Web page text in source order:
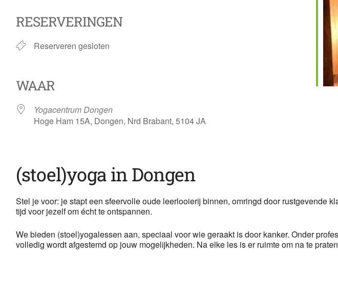
RESERVERINGEN
Reserveren gesloten
WAAR
Yogacentrum Dongen
Hoge Ham 15A, Dongen, Nrd Brabant, 5104 JA
(stoel)yoga in Dongen
Stel je voor: je stapt een sfeervolle oude leerlooierij binnen, omringd door rustgevende
tijd voor jezelf om écht te ontspannen.
We bieden (stoel)yogalessen aan, speciaal voor wie geraakt is door kanker. Onder
volledig wordt afgestemd op jouw mogelijkheden. Na elke les is er ruimte om na te